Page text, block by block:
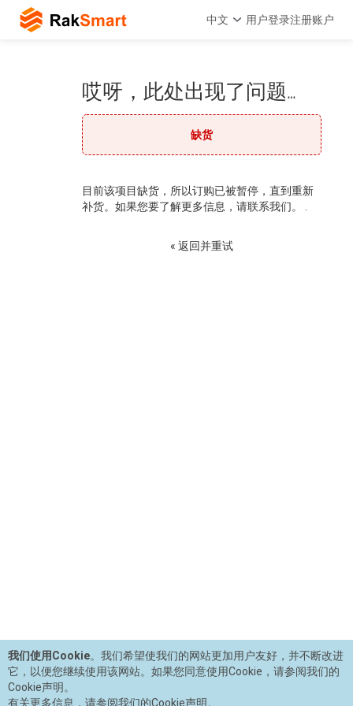
中文 用户登录注册账户
哎呀，此处出现了问题…
缺货
目前该项目缺货，所以订购已被暂停，直到重新
补货。如果您要了解更多信息，请联系我们。 .
« 返回并重试
我们使用Cookie。我们希望使我们的网站更加用户友好，并不断改进
它，以便您继续使用该网站。如果您同意使用Cookie，请参阅我们的
Cookie声明。
有关更多信息，请参阅我们的Cookie声明。